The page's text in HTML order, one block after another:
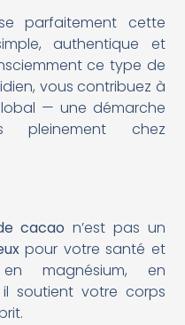
parfaitement cette
authentique et
ce type de
vous contribuez à
— une démarche
pleinement chez
cacao n’est pas un
pour votre santé et
magnésium, en
soutient votre corps